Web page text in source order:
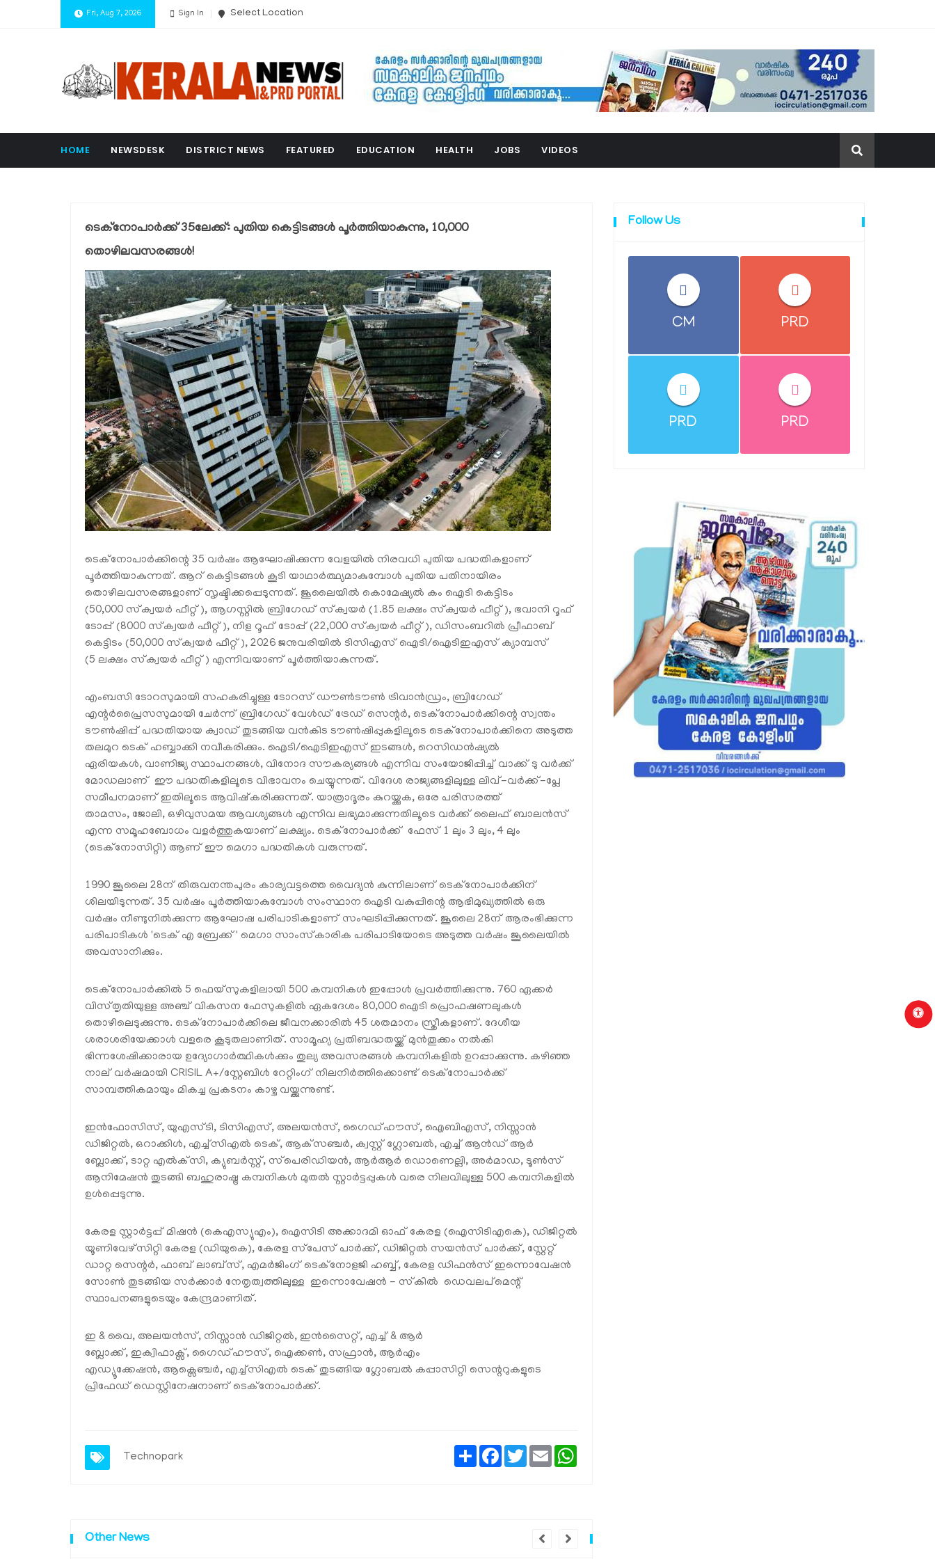
Fri, Aug 7, 2026 Sign In Select Location
HOME NEWSDESK DISTRICT NEWS FEATURED EDUCATION HEALTH JOBS VIDEOS
ടെക്നോപാർക്ക് 35ലേക്ക്: പുതിയ കെട്ടിടങ്ങൾ പൂർത്തിയാകുന്നു, 10,000
തൊഴിലവസരങ്ങൾ!
ടെക്നോപാർക്കിന്റെ 35 വർഷം ആഘോഷിക്കുന്ന വേളയിൽ നിരവധി പുതിയ പദ്ധതികളാണ്
പൂർത്തിയാകുന്നത്. ആറ് കെട്ടിടങ്ങൾ കൂടി യാഥാർത്ഥ്യമാകുമ്പോൾ പുതിയ പതിനായിരം
തൊഴിലവസരങ്ങളാണ് സൃഷ്ടിക്കപ്പെടുന്നത്. ജൂലൈയിൽ കൊമേഷ്യൽ കം ഐടി കെട്ടിടം
(50,000 സ്‌ക്വയർ ഫീറ്റ്), ആഗസ്റ്റിൽ ബ്രിഗേഡ് സ്‌ക്വയർ (1.85 ലക്ഷം സ്‌ക്വയർ ഫീറ്റ്), ഭവാനി റൂഫ്
ടോപ്പ് (8000 സ്‌ക്വയർ ഫീറ്റ്), നിള റൂഫ് ടോപ്പ് (22,000 സ്‌ക്വയർ ഫീറ്റ്), ഡിസംബറിൽ പ്രീഫാബ്
കെട്ടിടം (50,000 സ്‌ക്വയർ ഫീറ്റ്), 2026 ജനുവരിയിൽ ടിസിഎസ് ഐടി/ഐടിഇഎസ് ക്യാമ്പസ്
(5 ലക്ഷം സ്‌ക്വയർ ഫീറ്റ്) എന്നിവയാണ് പൂർത്തിയാകുന്നത്.
എംബസി ടോറസുമായി സഹകരിച്ചുള്ള ടോറസ് ഡൗൺടൗൺ ട്രിവാൻഡ്രം, ബ്രിഗേഡ്
എന്റർപ്രൈസസുമായി ചേർന്ന് ബ്രിഗേഡ് വേൾഡ് ട്രേഡ് സെന്റർ, ടെക്നോപാർക്കിന്റെ സ്വന്തം
ടൗൺഷിപ്പ് പദ്ധതിയായ ക്വാഡ് തുടങ്ങിയ വൻകിട ടൗൺഷിപ്പുകളിലൂടെ ടെക്നോപാർക്കിനെ അടുത്ത
തലമുറ ടെക് ഹബ്ബാക്കി നവീകരിക്കും. ഐടി/ഐടിഇഎസ് ഇടങ്ങൾ, റെസിഡൻഷ്യൽ
ഏരിയകൾ, വാണിജ്യ സ്ഥാപനങ്ങൾ, വിനോദ സൗകര്യങ്ങൾ എന്നിവ സംയോജിപ്പിച്ച് വാക്ക് ടു വർക്ക്
മോഡലാണ് ഈ പദ്ധതികളിലൂടെ വിഭാവനം ചെയ്യുന്നത്. വിദേശ രാജ്യങ്ങളിലുള്ള ലിവ്-വർക്ക്-പ്ലേ
സമീപനമാണ് ഇതിലൂടെ ആവിഷ്‌കരിക്കുന്നത്. യാത്രാദൂരം കുറയ്ക്കുക, ഒരേ പരിസരത്ത്
താമസം, ജോലി, ഒഴിവുസമയ ആവശ്യങ്ങൾ എന്നിവ ലഭ്യമാക്കുന്നതിലൂടെ വർക്ക് ലൈഫ് ബാലൻസ്
എന്ന സമൂഹബോധം വളർത്തുകയാണ് ലക്ഷ്യം. ടെക്നോപാർക്ക് ഫേസ് 1 ലും 3 ലും, 4 ലും
(ടെക്നോസിറ്റി) ആണ് ഈ മെഗാ പദ്ധതികൾ വരുന്നത്.
1990 ജൂലൈ 28ന് തിരുവനന്തപുരം കാര്യവട്ടത്തെ വൈദ്യൻ കുന്നിലാണ് ടെക്നോപാർക്കിന്
ശിലയിടുന്നത്. 35 വർഷം പൂർത്തിയാകുമ്പോൾ സംസ്ഥാന ഐടി വകുപ്പിന്റെ ആഭിമുഖ്യത്തിൽ ഒരു
വർഷം നീണ്ടുനിൽക്കുന്ന ആഘോഷ പരിപാടികളാണ് സംഘടിപ്പിക്കുന്നത്. ജൂലൈ 28ന് ആരംഭിക്കുന്ന
പരിപാടികൾ 'ടെക് എ ബ്രേക്ക്' മെഗാ സാംസ്‌കാരിക പരിപാടിയോടെ അടുത്ത വർഷം ജൂലൈയിൽ
അവസാനിക്കും.
ടെക്നോപാർക്കിൽ 5 ഫെയ്സുകളിലായി 500 കമ്പനികൾ ഇപ്പോൾ പ്രവർത്തിക്കുന്നു. 760 ഏക്കർ
വിസ്തൃതിയുള്ള അഞ്ച് വികസന ഫേസുകളിൽ ഏകദേശം 80,000 ഐടി പ്രൊഫഷണലുകൾ
തൊഴിലെടുക്കുന്നു. ടെക്നോപാർക്കിലെ ജീവനക്കാരിൽ 45 ശതമാനം സ്ത്രീകളാണ്. ദേശീയ
ശരാശരിയേക്കാൾ വളരെ കൂടുതലാണിത്. സാമൂഹ്യ പ്രതിബദ്ധതയ്ക്ക് മുൻതൂക്കം നൽകി
ഭിന്നശേഷിക്കാരായ ഉദ്യോഗാർത്ഥികൾക്കും തുല്യ അവസരങ്ങൾ കമ്പനികളിൽ ഉറപ്പാക്കുന്നു. കഴിഞ്ഞ
നാല് വർഷമായി CRISIL A+/സ്റ്റേബിൾ റേറ്റിംഗ് നിലനിർത്തിക്കൊണ്ട് ടെക്നോപാർക്ക്
സാമ്പത്തികമായും മികച്ച പ്രകടനം കാഴ്ച വയ്ക്കുന്നുണ്ട്.
ഇൻഫോസിസ്, യുഎസ്ടി, ടിസിഎസ്, അലയൻസ്, ഗൈഡ്ഹൗസ്, ഐബിഎസ്, നിസ്സാൻ
ഡിജിറ്റൽ, ഒറാക്കിൾ, എച്ച്സിഎൽ ടെക്, ആക്‌സഞ്ചർ, ക്വസ്റ്റ് ഗ്ലോബൽ, എച്ച് ആൻഡ് ആർ
ബ്ലോക്ക്, ടാറ്റ എൽക്‌സി, ക്യുബർസ്റ്റ്, സ്‌പെരിഡിയൻ, ആർആർ ഡൊണെല്ലി, അർമാഡ, ടൂൺസ്
ആനിമേഷൻ തുടങ്ങി ബഹുരാഷ്ട്ര കമ്പനികൾ മുതൽ സ്റ്റാർട്ടപ്പുകൾ വരെ നിലവിലുള്ള 500 കമ്പനികളിൽ
ഉൾപ്പെടുന്നു.
കേരള സ്റ്റാർട്ടപ്പ് മിഷൻ (കെഎസ്യുഎം), ഐസിടി അക്കാദമി ഓഫ് കേരള (ഐസിടിഎകെ), ഡിജിറ്റൽ
യൂണിവേഴ്‌സിറ്റി കേരള (ഡിയുകെ), കേരള സ്‌പേസ് പാർക്ക്, ഡിജിറ്റൽ സയൻസ് പാർക്ക്, സ്റ്റേറ്റ്
ഡാറ്റ സെന്റർ, ഫാബ് ലാബ്‌സ്, എമർജിംഗ് ടെക്‌നോളജി ഹബ്ബ്, കേരള ഡിഫൻസ് ഇന്നൊവേഷൻ
സോൺ തുടങ്ങിയ സർക്കാർ നേതൃത്വത്തിലുള്ള ഇന്നൊവേഷൻ - സ്‌കിൽ ഡെവലപ്മെന്റ്
സ്ഥാപനങ്ങളുടെയും കേന്ദ്രമാണിത്.
ഇ & വൈ, അലയൻസ്, നിസ്സാൻ ഡിജിറ്റൽ, ഇൻസൈറ്റ്, എച്ച് & ആർ
ബ്ലോക്ക്, ഇക്വിഫാക്സ്, ഗൈഡ്ഹൗസ്, ഐക്കൺ, സഫ്രാൻ, ആർഎം
എഡ്യൂക്കേഷൻ, ആക്സെഞ്ചർ, എച്ച്സിഎൽ ടെക് തുടങ്ങിയ ഗ്ലോബൽ കപ്പാസിറ്റി സെന്ററുകളുടെ
പ്രിഫേഡ് ഡെസ്റ്റിനേഷനാണ് ടെക്നോപാർക്ക്.
Technopark
ShareFacebook
TwitterEmail
Other News
Follow Us
CM PRD
PRD PRD